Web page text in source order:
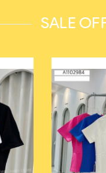
SALE